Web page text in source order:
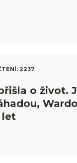
2237
o život.
let